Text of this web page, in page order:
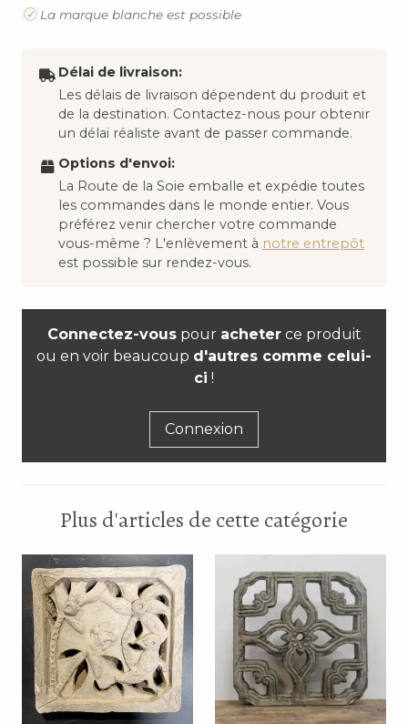
La marque blanche est possible
Délai de livraison:
Les délais de livraison dépendent du produit et
de la destination. Contactez-nous pour obtenir
un délai réaliste avant de passer commande.
Options d'envoi:
La Route de la Soie emballe et expédie toutes
les commandes dans le monde entier. Vous
préférez venir chercher votre commande
vous-même ? L'enlèvement à notre entrepôt
est possible sur rendez-vous.
Connectez-vouspour acheterce produit
ou en voir beaucoup d'autres comme celui-
ci !
Connexion
Plus d'articles de cette catégorie